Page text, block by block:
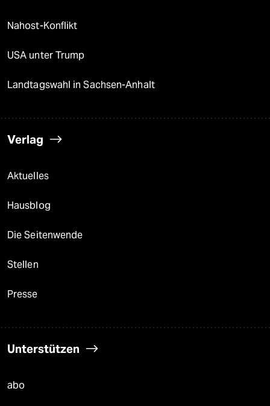
Nahost-Konflikt
USA unter Trump
Landtagswahl in Sachsen-Anhalt
Verlag
Aktuelles
Hausblog
Die Seitenwende
Stellen
Presse
Unterstützen
abo